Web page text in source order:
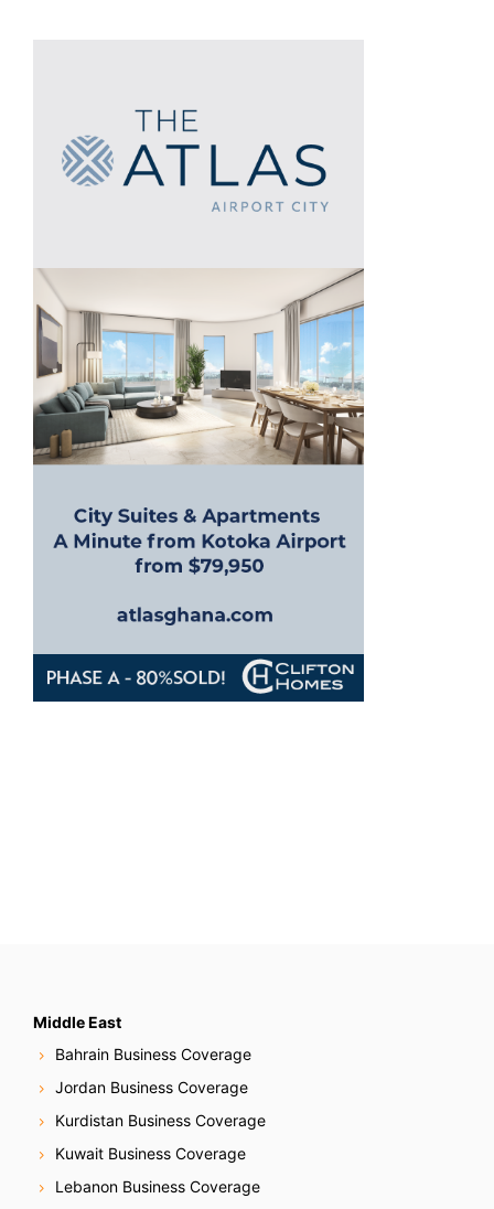
Middle East
Bahrain Business Coverage
Jordan Business Coverage
Kurdistan Business Coverage
Kuwait Business Coverage
Lebanon Business Coverage